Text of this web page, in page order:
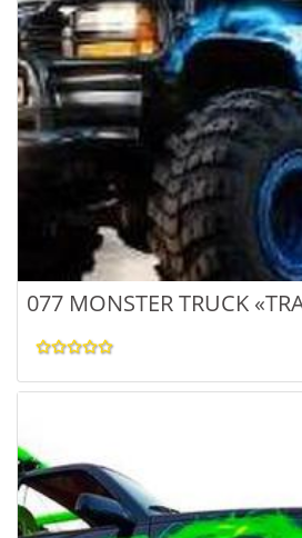
077 MONSTER TRUCK